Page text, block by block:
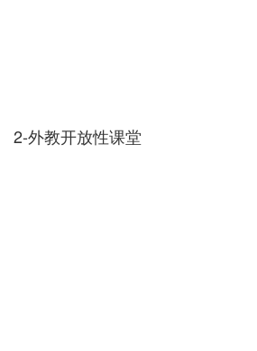
2-外教开放性课堂